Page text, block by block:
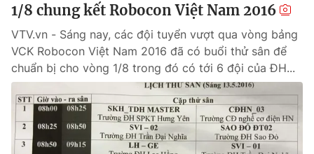
1/8 chung kết Robocon Việt Nam 2016
VTV.vn - Sáng nay, các đội tuyển vượt qua vòng bảng
VCK Robocon Việt Nam 2016 đã có buổi thử sân để
chuẩn bị cho vòng 1/8 trong đó có tới 6 đội của ĐH...